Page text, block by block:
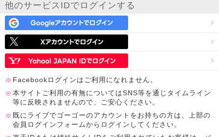
他のサービスIDでログインする
Facebookログインはご利用になれません。
本サイトご利用の有無についてはSNS等を通じタイムライン
等に反映されませんので、ご安心ください。
既にライブでゴーゴーのアカウントをお持ちの方は、上部の
会員ログインフォームからログインしてください。